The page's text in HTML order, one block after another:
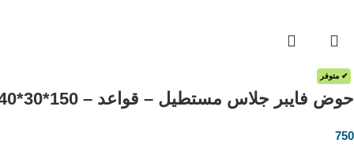
✔ متوفر
حوض فايبر جلاس مستطيل – قواعد – 150*30*40 سم
750